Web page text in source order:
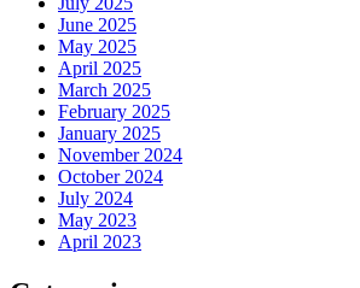
June 2025
May 2025
April 2025
March 2025
February 2025
January 2025
November 2024
October 2024
July 2024
May 2023
April 2023